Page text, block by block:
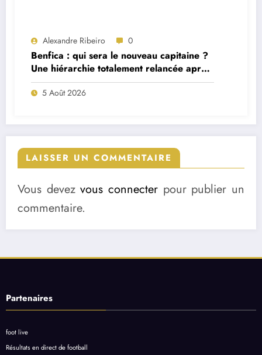
Alexandre Ribeiro 0
Benfica : qui sera le nouveau capitaine ?
Une hiérarchie totalement relancée après
deux départs majeurs
5 Août 2026
LAISSER UN COMMENTAIRE
Vous devezvous connecter pour publier un
commentaire.
Partenaires
foot live
Résultats en direct de football